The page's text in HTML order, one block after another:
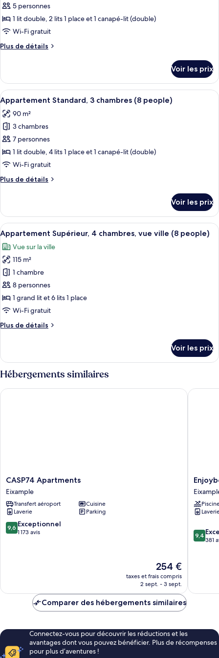
chambre
pour
ce
type
chambre :
2
chambres
(6
Persons)
5 personnes
1 lit double, 2 lits 1 place et 1 canapé-lit (double)
Wi-Fi gratuit
Plus de détails
Plus
le
type
de
chambre
Appartement
Standard,
chambres
(6
Persons)
Voir les prix
Afficher
toutes
les
photos
pour
ce
type
chambre :
3
chambres
(8
people)
Un salon moderne avec un canapé,
16
Appartement Standard, 3 chambres (8 people)
90 m²
3 chambres
7 personnes
1 lit double, 4 lits 1 place et 1 canapé-lit (double)
Wi-Fi gratuit
Plus de détails
Plus
le
type
de
chambre
Appartement
Standard,
3
chambres
(8
people)
Voir les prix
Afficher
toutes
les
photos
pour
ce
type
de
chambre :
Appartement
chambres,
vue
ville
(8
Un balcon doté d’une balustrade
17
Appartement Supérieur, 4 chambres, vue ville (8 people)
Vue sur la ville
115 m²
1 chambre
8 personnes
1 grand lit et 6 lits 1 place
Wi-Fi gratuit
Plus de détails
Plus
le
type
de
chambre
Appartement
Voir les prix
Hébergements similaires
CASP74
Apartments
Eixample
CASP74 Apartments
Eixample
Transfert aéroport
Cuisine
Laverie
Parking
9.6
sur
9,6 Exceptionnel
1 173 avis
Le
nouveau
prix
de
254 €
taxes et frais compris
2 sept. - 3 sept.
CASP74 Apartments
Gaudi
9.4
sur
9,4
381
Comparer des hébergements similaires
Connectez-vous pour découvrir les réductions et les
avantages dont vous pouvez bénéficier. Plus de récompenses
pour plus d’aventures !